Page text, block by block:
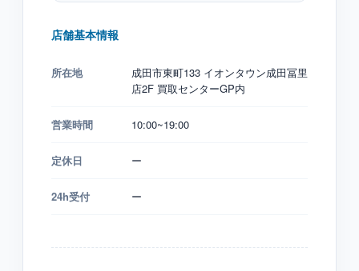
店舗基本情報
所在地
成田市東町133 イオンタウン成田冨里
店2F 買取センターGP内
営業時間 10:00~19:00
定休日 ー
24h受付 ー